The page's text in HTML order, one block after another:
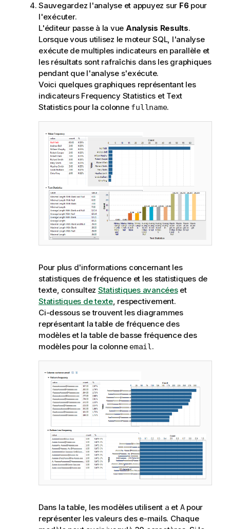
Sauvegardez l'analyse et appuyez sur F6pour
l'exécuter.
L'éditeur passe à la vue Analysis Results.
Lorsque vous utilisez le moteur SQL, l'analyse
exécute de multiples indicateurs en parallèle et
les résultats sont rafraîchis dans les graphiques
pendant que l'analyse s'exécute.
Voici quelques graphiques représentant les
indicateurs Frequency Statistics et Text
Statistics pour la colonne fullname.
Pour plus d'informations concernant les
statistiques de fréquence et les statistiques de
texte, consultez Statistiques avancéeset
Statistiques de texte, respectivement.
Ci-dessous se trouvent les diagrammes
représentant la table de fréquence des
modèles et la table de basse fréquence des
modèles pour la colonne email.
Dans la table, les modèles utilisent a et Apour
représenter les valeurs des e-mails. Chaque